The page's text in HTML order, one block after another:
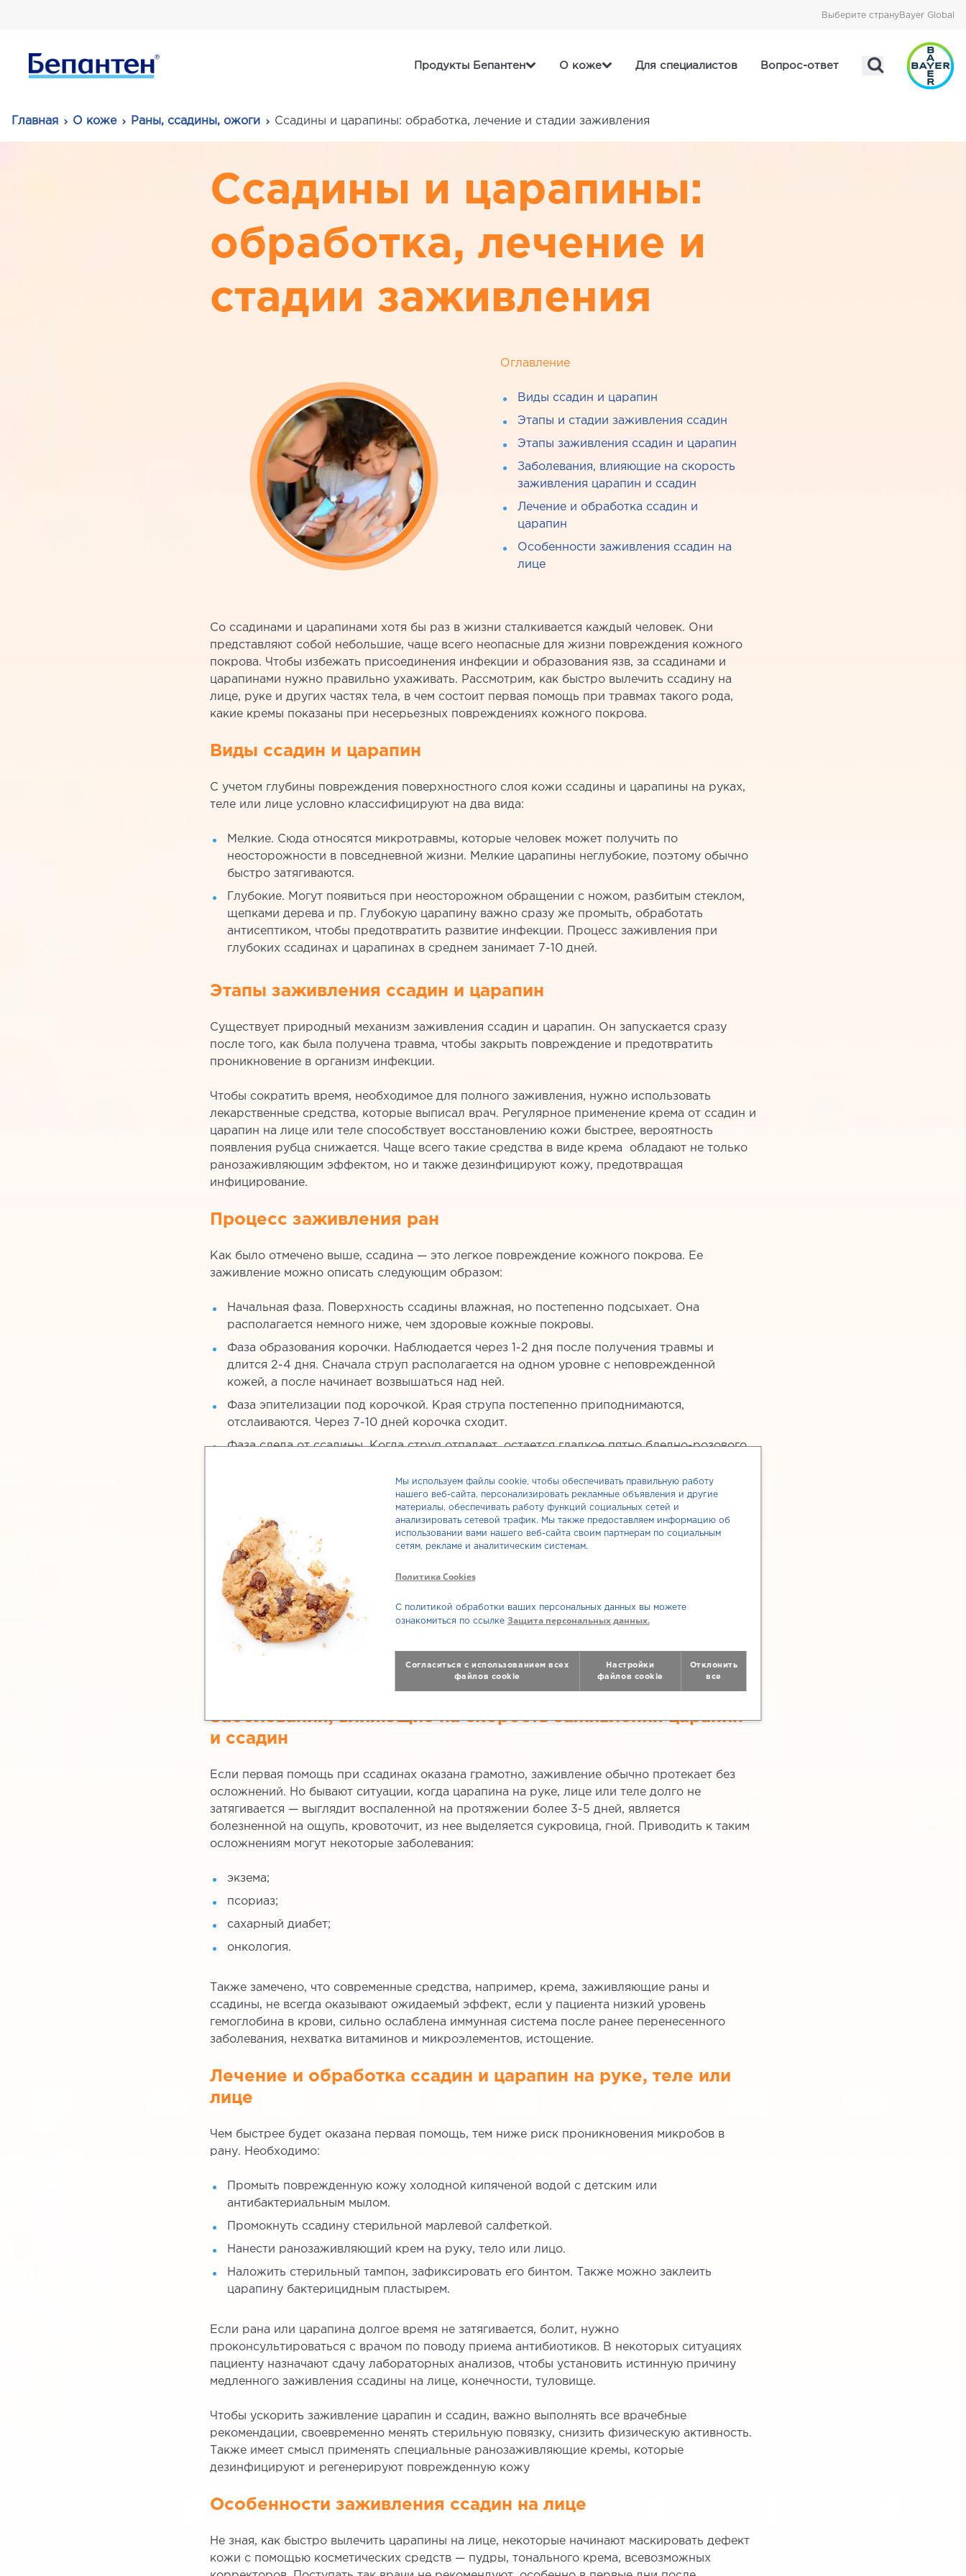
Выберите странуBayer Global
Продукты Бепантен О коже Для специалистов Вопрос-ответ
Главная О коже Раны, ссадины, ожоги Ссадины и царапины: обработка, лечение и стадии заживления
Ссадины и царапины:
обработка, лечение и
стадии заживления
Оглавление
Виды ссадин и царапин
Этапы и стадии заживления ссадин
Этапы заживления ссадин и царапин
Заболевания, влияющие на скорость
заживления царапин и ссадин
Лечение и обработка ссадин и
царапин
Особенности заживления ссадин на
лице
Со ссадинами и царапинами хотя бы раз в жизни сталкивается каждый человек. Они
представляют собой небольшие, чаще всего неопасные для жизни повреждения кожного
покрова. Чтобы избежать присоединения инфекции и образования язв, за ссадинами и
царапинами нужно правильно ухаживать. Рассмотрим, как быстро вылечить ссадину на
лице, руке и других частях тела, в чем состоит первая помощь при травмах такого рода,
какие кремы показаны при несерьезных повреждениях кожного покрова.
Виды ссадин и царапин
С учетом глубины повреждения поверхностного слоя кожи ссадины и царапины на руках,
теле или лице условно классифицируют на два вида:
Мелкие. Сюда относятся микротравмы, которые человек может получить по
неосторожности в повседневной жизни. Мелкие царапины неглубокие, поэтому обычно
быстро затягиваются.
Глубокие. Могут появиться при неосторожном обращении с ножом, разбитым стеклом,
щепками дерева и пр. Глубокую царапину важно сразу же промыть, обработать
антисептиком, чтобы предотвратить развитие инфекции. Процесс заживления при
глубоких ссадинах и царапинах в среднем занимает 7-10 дней.
Этапы заживления ссадин и царапин
Существует природный механизм заживления ссадин и царапин. Он запускается сразу
после того, как была получена травма, чтобы закрыть повреждение и предотвратить
проникновение в организм инфекции.
Чтобы сократить время, необходимое для полного заживления, нужно использовать
лекарственные средства, которые выписал врач. Регулярное применение крема от ссадин и
царапин на лице или теле способствует восстановлению кожи быстрее, вероятность
появления рубца снижается. Чаще всего такие средства в виде крема обладают не только
ранозаживляющим эффектом, но и также дезинфицируют кожу, предотвращая
инфицирование.
Процесс заживления ран
Как было отмечено выше, ссадина — это легкое повреждение кожного покрова. Ее
заживление можно описать следующим образом:
Начальная фаза. Поверхность ссадины влажная, но постепенно подсыхает. Она
располагается немного ниже, чем здоровые кожные покровы.
Фаза образования корочки. Наблюдается через 1-2 дня после получения травмы и
длится 2-4 дня. Сначала струп располагается на одном уровне с неповрежденной
кожей, а после начинает возвышаться над ней.
Фаза эпителизации под корочкой. Края струпа постепенно приподнимаются,
отслаиваются. Через 7-10 дней корочка сходит.
Фаза следа от ссадины. Когда струп отпадает, остается гладкое пятно бледно-розового
Названные сроки являются средними —
процесс заживления ссадин может
протекать как быстрее, так и дольше. Это
заболеваний.
Заболевания, влияющие на скорость заживления царапин
и ссадин
Если первая помощь при ссадинах оказана грамотно, заживление обычно протекает без
осложнений. Но бывают ситуации, когда царапина на руке, лице или теле долго не
затягивается — выглядит воспаленной на протяжении более 3-5 дней, является
болезненной на ощупь, кровоточит, из нее выделяется сукровица, гной. Приводить к таким
осложнениям могут некоторые заболевания:
экзема;
псориаз;
сахарный диабет;
онкология.
Также замечено, что современные средства, например, крема, заживляющие раны и
ссадины, не всегда оказывают ожидаемый эффект, если у пациента низкий уровень
гемоглобина в крови, сильно ослаблена иммунная система после ранее перенесенного
заболевания, нехватка витаминов и микроэлементов, истощение.
Лечение и обработка ссадин и царапин на руке, теле или
лице
Чем быстрее будет оказана первая помощь, тем ниже риск проникновения микробов в
рану. Необходимо:
Промыть поврежденную кожу холодной кипяченой водой с детским или
антибактериальным мылом.
Промокнуть ссадину стерильной марлевой салфеткой.
Нанести ранозаживляющий крем на руку, тело или лицо.
Наложить стерильный тампон, зафиксировать его бинтом. Также можно заклеить
царапину бактерицидным пластырем.
Если рана или царапина долгое время не затягивается, болит, нужно
проконсультироваться с врачом по поводу приема антибиотиков. В некоторых ситуациях
пациенту назначают сдачу лабораторных анализов, чтобы установить истинную причину
медленного заживления ссадины на лице, конечности, туловище.
Чтобы ускорить заживление царапин и ссадин, важно выполнять все врачебные
рекомендации, своевременно менять стерильную повязку, снизить физическую активность.
Также имеет смысл применять специальные ранозаживляющие кремы, которые
дезинфицируют и регенерируют поврежденную кожу
Особенности заживления ссадин на лице
Не зная, как быстро вылечить царапины на лице, некоторые начинают маскировать дефект
кожи с помощью косметических средств — пудры, тонального крема, всевозможных
Мы используем файлы cookie, чтобы обеспечивать правильную работу
нашего веб-сайта, персонализировать рекламные объявления и другие
материалы, обеспечивать работу функций социальных сетей и
анализировать сетевой трафик. Мы также предоставляем информацию об
использовании вами нашего веб-сайта своим партнерам по социальным
сетям, рекламе и аналитическим системам.
Политика Cookies
С политикой обработки ваших персональных данных вы можете
ознакомиться по ссылке Защита персональных данных.
Согласиться с использованием всех
файлов cookie
Настройки
файлов cookie
Отклонить
все